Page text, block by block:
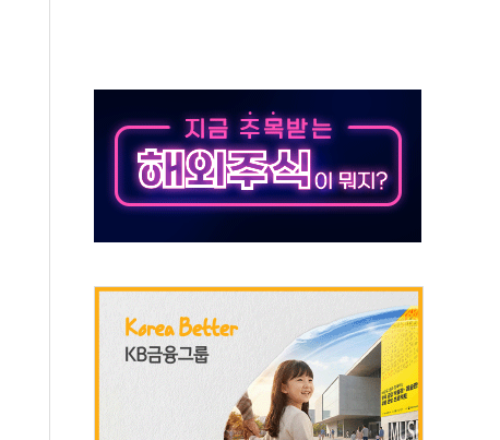
…'매출 절반' 실리콘 반등에 하반기 기대
정치 프레임에 졸속 추진…'잼데믹' 안보까지 몰고 와"
재개해야 여론조사 51.9%…그것이 국민의 뜻"
모의 AI 데이터센터 건설 추진
안부에 AI 활용…이주노동자 폭염 방치, 국격 훼손"